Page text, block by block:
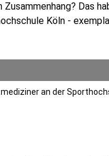
Das
Köln -
an der